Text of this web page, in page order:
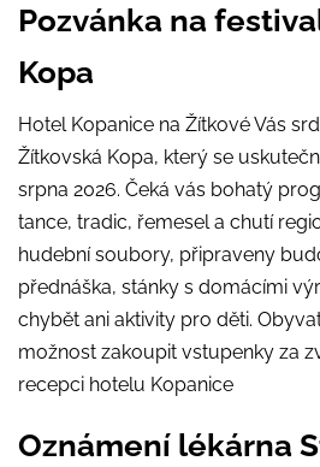
Pozvánka na
Kopa
Hotel Kopanice na Žítkové Vás
Žítkovská Kopa, který se
srpna 2026. Čeká vás bohatý
tance, tradic, řemesel a chutí
hudební soubory, připraveny
přednáška, stánky s domácími
chybět ani aktivity pro děti.
možnost zakoupit vstupenky za
recepci hotelu Kopanice
Oznámení lékárna